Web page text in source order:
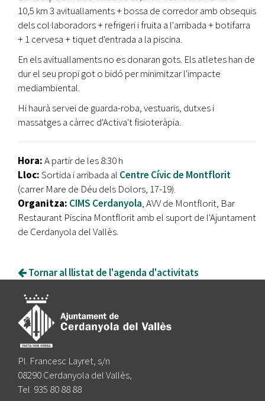
10,5 km 3 avituallaments + bossa de corredor amb obsequis
dels col·laboradors + refrigeri i fruita a l'arribada + botifarra
+ 1 cervesa + tiquet d'entrada a la piscina.
En els avituallaments no es donaran gots. Els atletes han de
dur el seu propi got o bidó per minimitzar l'impacte
mediambiental.
Hi haurà servei de guarda-roba, vestuaris, dutxes i
massatges a càrrec d'Activa't fisioteràpia.
Hora:A partir de les 8:30 h
Lloc:Sortida i arribada al Centre Cívic de Montflorit
(carrer Mare de Déu dels Dolors, 17-19).
Organitza: CIMS Cerdanyola, AVV de Montflorit, Bar
Restaurant Piscina Montflorit amb el suport de l'Ajuntament
de Cerdanyola del Vallès.
Tornar al llistat de l'agenda d'activitats
Pl. Francesc Layret, s/n
08290 Cerdanyola del Vallès,
Tel. 935 80 88 88